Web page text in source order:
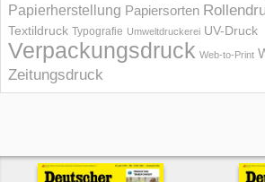
Papierherstellung Papiersorten
Textildruck Typografie Umweltdruckerei UV-Druck
Verpackungsdruck Web-to-Print
Zeitungsdruck